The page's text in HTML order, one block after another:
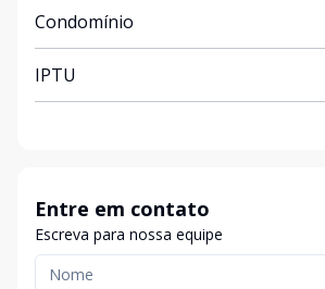
Condomínio
IPTU
Entre em contato
Escreva para nossa equipe